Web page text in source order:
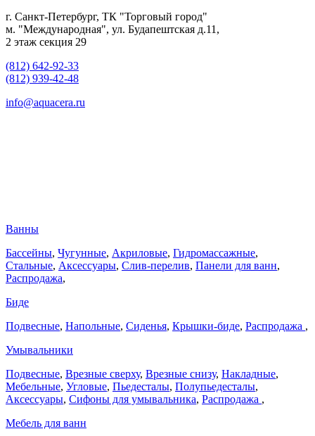
г. Санкт-Петербург, ТК "Торговый город"
м. "Международная", ул. Будапештская д.11,
2 этаж секция 29
(812) 642-92-33
(812) 939-42-48
info@aquacera.ru
Ванны
Бассейны, Чугунные, Акриловые, Гидромассажные,
Стальные, Аксессуары, Слив-перелив, Панели для ванн,
Распродажа,
Биде
Подвесные, Напольные, Сиденья, Крышки-биде, Распродажа ,
Умывальники
Подвесные, Врезные сверху, Врезные снизу, Накладные,
Мебельные, Угловые, Пьедесталы, Полупьедесталы,
Аксессуары, Сифоны для умывальника, Распродажа ,
Мебель для ванн